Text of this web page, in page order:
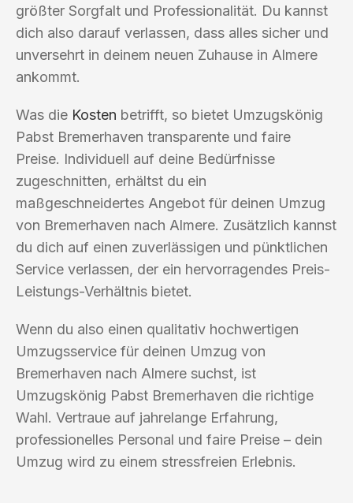
größter Sorgfalt und Professionalität. Du kannst
dich also darauf verlassen, dass alles sicher und
unversehrt in deinem neuen Zuhause in Almere
ankommt.
Was die Kosten betrifft, so bietet Umzugskönig
Pabst Bremerhaven transparente und faire
Preise. Individuell auf deine Bedürfnisse
zugeschnitten, erhältst du ein
maßgeschneidertes Angebot für deinen Umzug
von Bremerhaven nach Almere. Zusätzlich kannst
du dich auf einen zuverlässigen und pünktlichen
Service verlassen, der ein hervorragendes Preis-
Leistungs-Verhältnis bietet.
Wenn du also einen qualitativ hochwertigen
Umzugsservice für deinen Umzug von
Bremerhaven nach Almere suchst, ist
Umzugskönig Pabst Bremerhaven die richtige
Wahl. Vertraue auf jahrelange Erfahrung,
professionelles Personal und faire Preise – dein
Umzug wird zu einem stressfreien Erlebnis.